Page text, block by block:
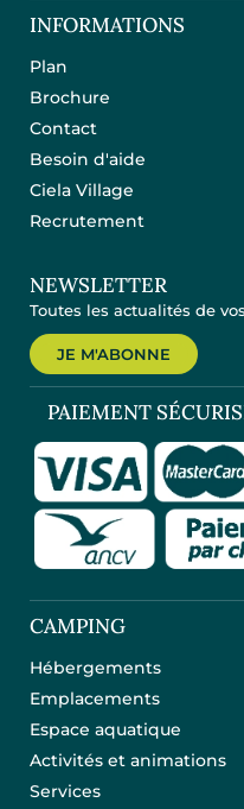
INFORMATIONS
Plan
Brochure
Contact
Besoin d'aide
Ciela Village
Recrutement
NEWSLETTER
Toutes les actualités de
JE M'ABONNE
PAIEMENT
CAMPING
Hébergements
Emplacements
Espace aquatique
Activités et animations
Services